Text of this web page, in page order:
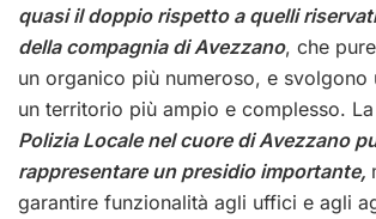
quasi il doppio rispetto a quelli
della compagnia di Avezzano, che
un organico più numeroso, e svolgono
un territorio più ampio e complesso.
Polizia Locale nel cuore di Avezzano
rappresentare un presidio importante,
garantire funzionalità agli uffici e agli